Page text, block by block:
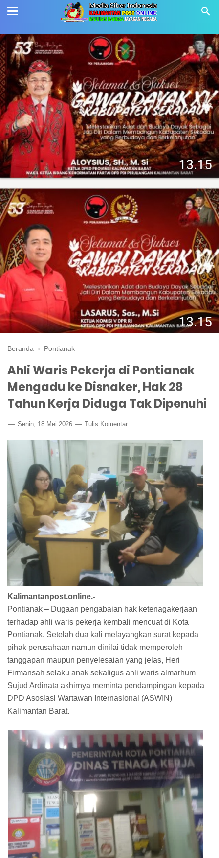
Beranda › Pontianak
Ahli Waris Pekerja di Pontianak
Mengadu ke Disnaker, Hak 28
Tahun Kerja Diduga Tak Dipenuhi
Senin, 18 Mei 2026 Tulis Komentar
Kalimantanpost.online.-
Pontianak – Dugaan pengabaian hak ketenagakerjaan
terhadap ahli waris pekerja kembali mencuat di Kota
Pontianak. Setelah dua kali melayangkan surat kepada
pihak perusahaan namun dinilai tidak memperoleh
tanggapan maupun penyelesaian yang jelas, Heri
Firmansah selaku anak sekaligus ahli waris almarhum
Sujud Ardinata akhirnya meminta pendampingan kepada
DPD Asosiasi Wartawan Internasional (ASWIN)
Kalimantan Barat.